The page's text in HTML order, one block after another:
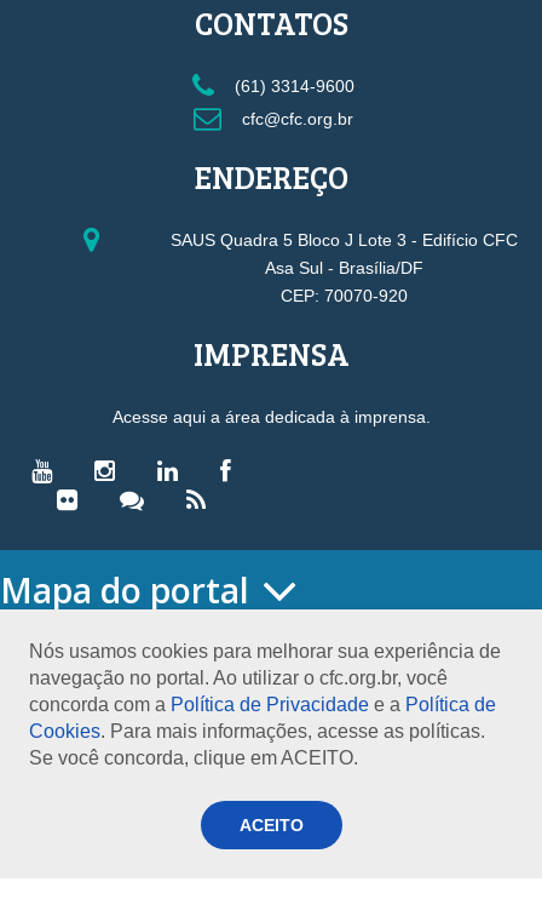
Nós usamos cookies para melhorar sua experiência de
navegação no portal. Ao utilizar o cfc.org.br, você
concorda com a Política de Privacidade e a Política de
Cookies. Para mais informações, acesse as políticas.
Se você concorda, clique em ACEITO.
ACEITO
CONTATOS
(61) 3314-9600
cfc@cfc.org.br
ENDEREÇO
SAUS Quadra 5 Bloco J Lote 3 - Edifício CFC
Asa Sul - Brasília/DF
CEP: 70070-920
IMPRENSA
Acesse aqui a área dedicada à imprensa.
Mapa do portal
O CONSELHO
Conselho Diretor
Nossa Sede
Planejamento
Organograma
Presidentes do CFC – Gestões anteriores